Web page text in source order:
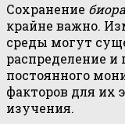
Сохранение
крайне важно.
среды могут
распределение и
постоянного
факторов для их
изучения.